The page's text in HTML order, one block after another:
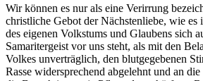
Wir können es nur als eine Verirrung
christliche Gebot der Nächstenliebe, wie es
des eigenen Volkstums und Glaubens sich
Samaritergeist vor uns steht, als mit den
Volkes unverträglich, den blutgegebenen
Rasse widersprechend abgelehnt und an